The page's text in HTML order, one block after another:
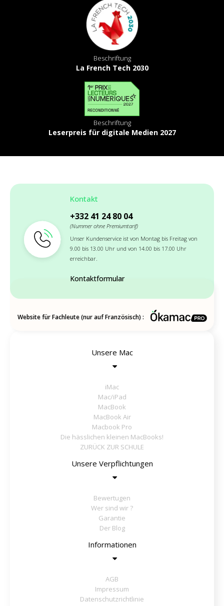
Beschriftung
La French Tech 2030
Beschriftung
Leserpreis für digitale Medien 2027
Kontakt
+332 41 24 80 04
(Nummer ohne Premiumtarif)
Unser Kundenservice ist von Montag bis Freitag von
9.00 bis 13.00 Uhr und von 14.00 bis 17.00 Uhr
erreichbar.
Kontaktformular
Website für Fachleute (nur auf Französisch) :
Unsere Mac
iMac
Mac/iPad
MacBook
MacBook Air
Macbook Pro
Die hässlichen kleinen MacBooks!
ZURÜCK ZUR SCHULE
Unsere Verpflichtungen
Bewertugen
Wer sind wir ?
Garantie
Der Blog
Informationen
AGB
Impressum
Datenschutzrichtlinie